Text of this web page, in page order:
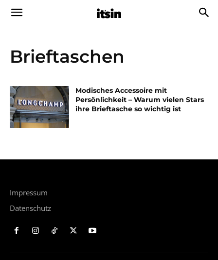
Brieftaschen
Modisches Accessoire mit
Persönlichkeit – Warum vielen Stars
ihre Brieftasche so wichtig ist
Impressum
Datenschutz